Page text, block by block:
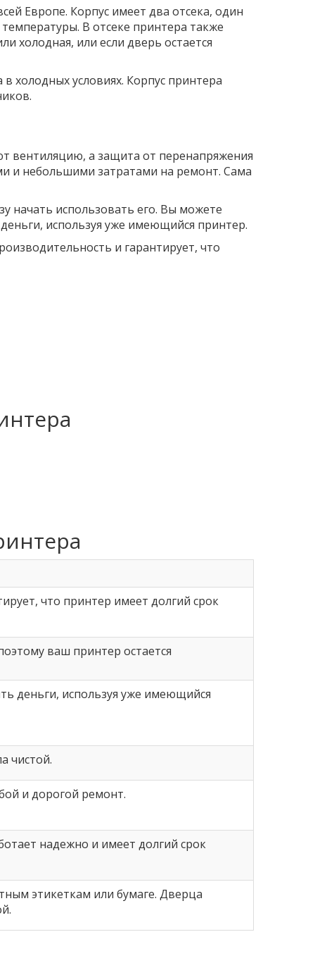
Европе. Корпус имеет два отсека, один
В отсеке принтера также
холодная, или если дверь остается
холодных условиях. Корпус принтера
вентиляцию, а защита от перенапряжения
и небольшими затратами на ремонт. Сама
начать использовать его. Вы можете
используя уже имеющийся принтер.
и гарантирует, что
что принтер имеет долгий срок
ваш принтер остается
деньги, используя уже имеющийся
чистой.
и дорогой ремонт.
надежно и имеет долгий срок
этикеткам или бумаге. Дверца